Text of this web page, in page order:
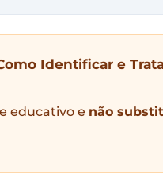
Identificar e
educativo e não